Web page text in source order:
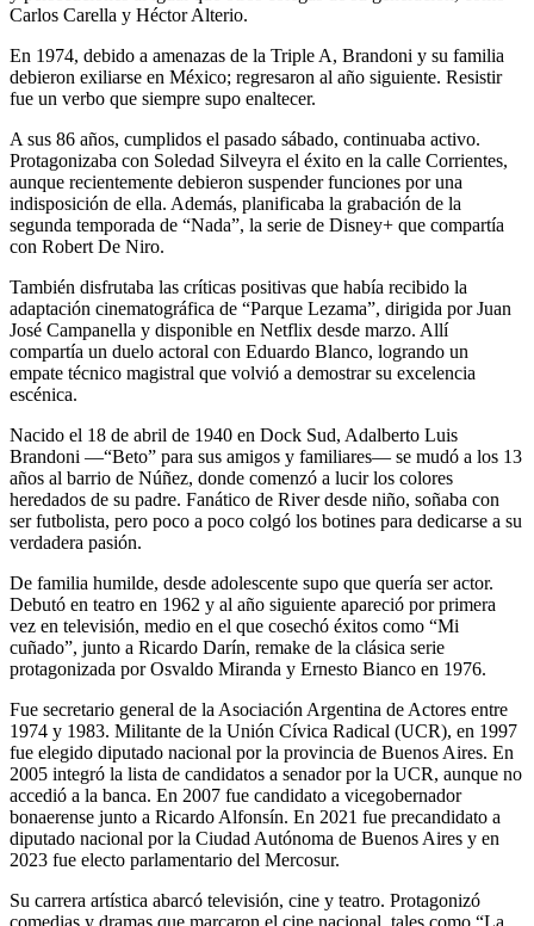
Carlos Carella y Héctor Alterio.
En 1974, debido a amenazas de la Triple A, Brandoni y su familia
debieron exiliarse en México; regresaron al año siguiente. Resistir
fue un verbo que siempre supo enaltecer.
A sus 86 años, cumplidos el pasado sábado, continuaba activo.
Protagonizaba con Soledad Silveyra el éxito en la calle Corrientes,
aunque recientemente debieron suspender funciones por una
indisposición de ella. Además, planificaba la grabación de la
segunda temporada de “Nada”, la serie de Disney+ que compartía
con Robert De Niro.
También disfrutaba las críticas positivas que había recibido la
adaptación cinematográfica de “Parque Lezama”, dirigida por Juan
José Campanella y disponible en Netflix desde marzo. Allí
compartía un duelo actoral con Eduardo Blanco, logrando un
empate técnico magistral que volvió a demostrar su excelencia
escénica.
Nacido el 18 de abril de 1940 en Dock Sud, Adalberto Luis
Brandoni —“Beto” para sus amigos y familiares— se mudó a los 13
años al barrio de Núñez, donde comenzó a lucir los colores
heredados de su padre. Fanático de River desde niño, soñaba con
ser futbolista, pero poco a poco colgó los botines para dedicarse a su
verdadera pasión.
De familia humilde, desde adolescente supo que quería ser actor.
Debutó en teatro en 1962 y al año siguiente apareció por primera
vez en televisión, medio en el que cosechó éxitos como “Mi
cuñado”, junto a Ricardo Darín, remake de la clásica serie
protagonizada por Osvaldo Miranda y Ernesto Bianco en 1976.
Fue secretario general de la Asociación Argentina de Actores entre
1974 y 1983. Militante de la Unión Cívica Radical (UCR), en 1997
fue elegido diputado nacional por la provincia de Buenos Aires. En
2005 integró la lista de candidatos a senador por la UCR, aunque no
accedió a la banca. En 2007 fue candidato a vicegobernador
bonaerense junto a Ricardo Alfonsín. En 2021 fue precandidato a
diputado nacional por la Ciudad Autónoma de Buenos Aires y en
2023 fue electo parlamentario del Mercosur.
Su carrera artística abarcó televisión, cine y teatro. Protagonizó
comedias y dramas que marcaron el cine nacional, tales como “La